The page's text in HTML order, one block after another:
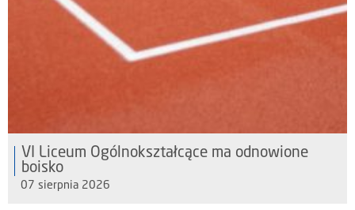
VI Liceum Ogólnokształcące ma odnowione
boisko
07 sierpnia 2026